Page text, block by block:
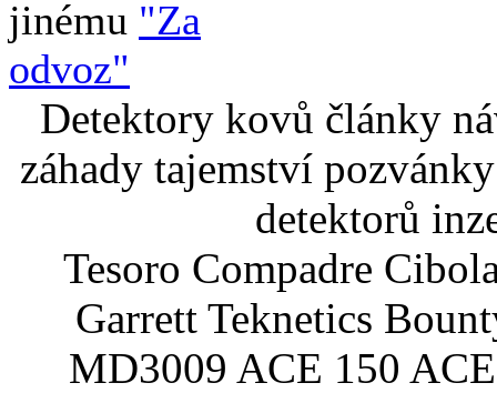
jinému "Za
odvoz"
Detektory kovů články
záhady tajemství
detektorů
Tesoro Compadre
Garrett Teknetics
MD3009 ACE 150